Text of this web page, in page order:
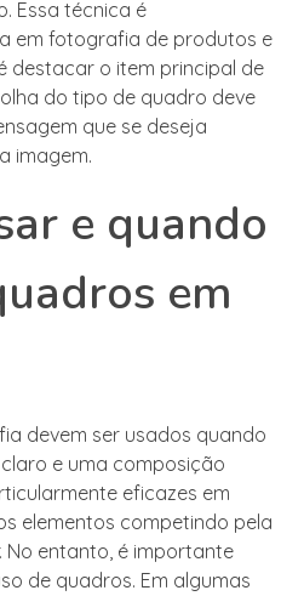
Essa técnica é
em fotografia de produtos e
destacar o item principal de
do tipo de quadro deve
que se deseja
imagem.
e quando
em
devem ser usados quando
e uma composição
eficazes em
elementos competindo pela
entanto, é importante
de quadros. Em algumas